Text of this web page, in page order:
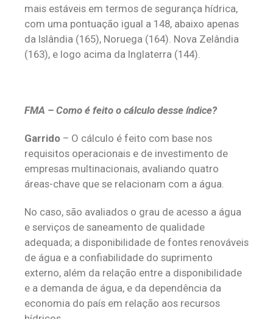
mais estáveis em termos de segurança hídrica,
com uma pontuação igual a 148, abaixo apenas
da Islândia (165), Noruega (164). Nova Zelândia
(163), e logo acima da Inglaterra (144).
FMA – Como é feito o cálculo desse índice?
Garrido – O cálculo é feito com base nos
requisitos operacionais e de investimento de
empresas multinacionais, avaliando quatro
áreas-chave que se relacionam com a água.
No caso, são avaliados o grau de acesso a água
e serviços de saneamento de qualidade
adequada; a disponibilidade de fontes renováveis
de água e a confiabilidade do suprimento
externo, além da relação entre a disponibilidade
e a demanda de água, e da dependência da
economia do país em relação aos recursos